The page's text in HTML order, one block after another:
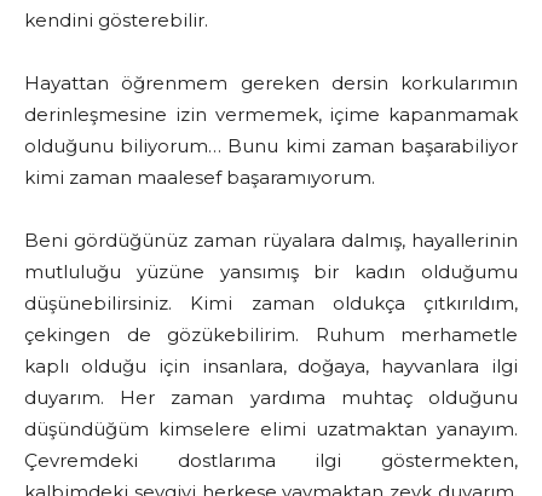
kendini gösterebilir.
Hayattan öğrenmem gereken dersin korkularımın
derinleşmesine izin vermemek, içime kapanmamak
olduğunu biliyorum… Bunu kimi zaman başarabiliyor
kimi zaman maalesef başaramıyorum.
Beni gördüğünüz zaman rüyalara dalmış, hayallerinin
mutluluğu yüzüne yansımış bir kadın olduğumu
düşünebilirsiniz. Kimi zaman oldukça çıtkırıldım,
çekingen de gözükebilirim. Ruhum merhametle
kaplı olduğu için insanlara, doğaya, hayvanlara ilgi
duyarım. Her zaman yardıma muhtaç olduğunu
düşündüğüm kimselere elimi uzatmaktan yanayım.
Çevremdeki dostlarıma ilgi göstermekten,